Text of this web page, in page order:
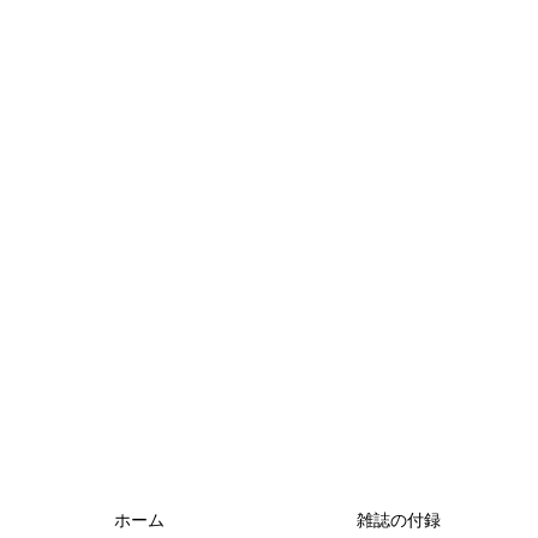
ホーム 雑誌の付録